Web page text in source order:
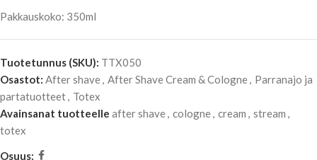
Pakkauskoko: 350ml
Tuotetunnus (SKU): TTX050
Osastot: After shave, After Shave Cream & Cologne, Parranajo ja
partatuotteet, Totex
Avainsanat tuotteelle after shave, cologne, cream , stream ,
totex
Osuus: